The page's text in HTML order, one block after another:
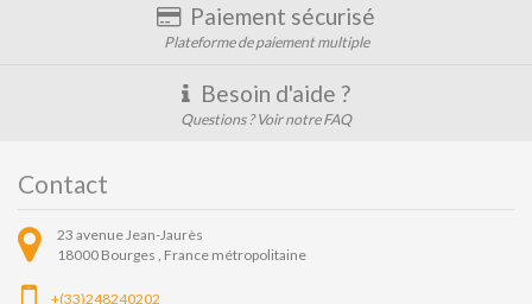
Paiement sécurisé
Plateforme de paiement multiple
Besoin d'aide ?
Questions ? Voir notre FAQ
Contact
23 avenue Jean-Jaurès
18000 Bourges , France métropolitaine
+(33)248240202